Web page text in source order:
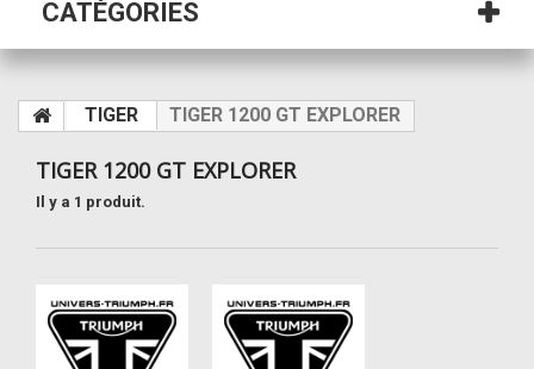
CATÉGORIES
TIGER TIGER 1200 GT EXPLORER
TIGER 1200 GT EXPLORER
Il y a 1 produit.